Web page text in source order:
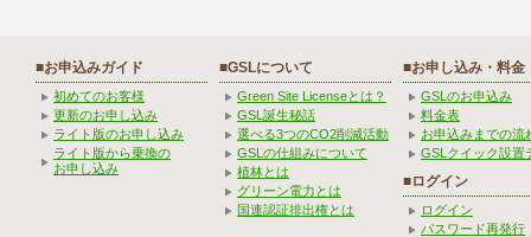
■お申込みガイド
初めてのお客様
更新のお申し込み
ライト版のお申し込み
ライト版から乗換の
お申し込み
■GSLについて
Green Site Licenseとは？
GSL誕生秘話
選べる3つのCO2削減活動
GSLの仕組みについて
植林とは
グリーン電力とは
国連認証排出権とは
■お申し込み・料金
GSLのお申込み
料金表
お申込みまでの流
GSLクイック設置
■ログイン
ログイン
パスワード再発行